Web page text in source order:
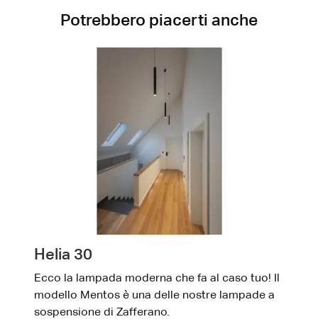
Potrebbero piacerti anche
Helia 30
Ecco la lampada moderna che fa al caso tuo! Il
modello Mentos è una delle nostre lampade a
sospensione di Zafferano.